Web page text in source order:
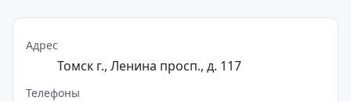
Адрес
Томск г., Ленина просп., д. 117
Телефоны